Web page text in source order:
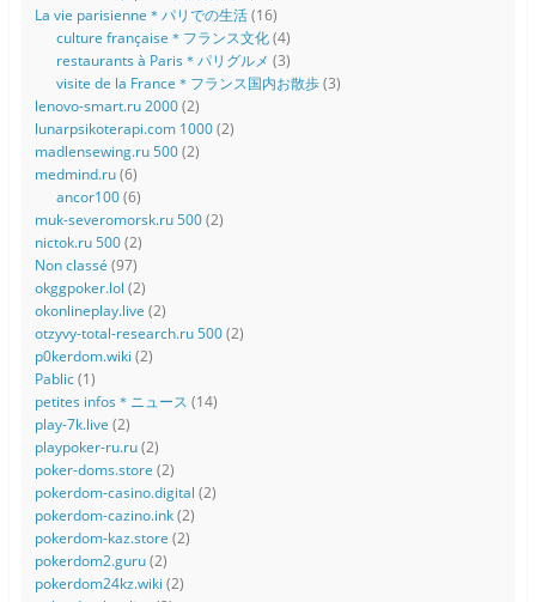
La vie parisienne＊パリでの生活(16)
culture française＊フランス文化(4)
restaurants à Paris＊パリグルメ (3)
visite de la France＊フランス国内お散歩(3)
lenovo-smart.ru 2000(2)
lunarpsikoterapi.com 1000(2)
madlensewing.ru 500(2)
medmind.ru(6)
ancor100(6)
muk-severomorsk.ru 500(2)
nictok.ru 500(2)
Non classé (97)
okggpoker.lol (2)
okonlineplay.live (2)
otzyvy-total-research.ru 500(2)
p0kerdom.wiki (2)
Pablic(1)
petites infos＊ニュース (14)
play-7k.live (2)
playpoker-ru.ru(2)
poker-doms.store (2)
pokerdom-casino.digital (2)
pokerdom-cazino.ink(2)
pokerdom-kaz.store (2)
pokerdom2.guru(2)
pokerdom24kz.wiki (2)